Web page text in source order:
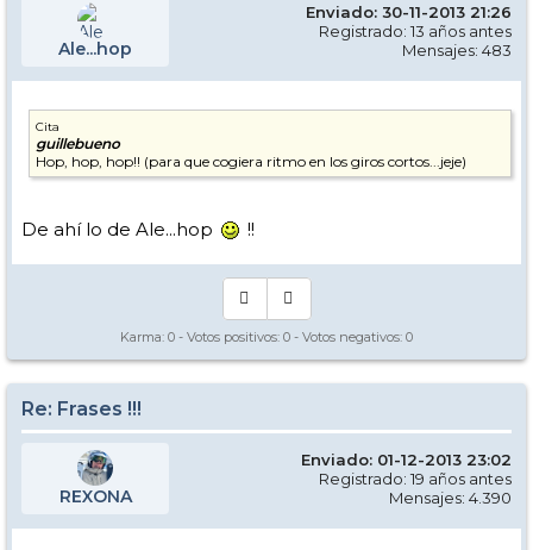
Ale...hop
Enviado: 30-11-2013 21:26
Registrado: 13 años antes
Mensajes: 483
Cita
guillebueno
Hop, hop, hop!! (para que cogiera ritmo en los giros cortos...jeje)
De ahí lo de Ale...hop !!
Karma: 0 - Votos positivos: 0 - Votos negativos: 0
Re: Frases !!!
REXONA
Enviado: 01-12-2013 23:02
Registrado: 19 años antes
Mensajes: 4.390